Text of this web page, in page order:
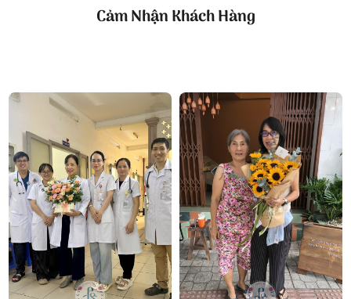
nhà thiết kế Thanh Thủy Florist.
Văn Phòng: 235A Hoàng Hoa Thám, P.5, Quận Phú
Nhuận, TP.HCM
Địa chỉ: 120B Huỳnh Văn Bánh, P.11, Quận Phú Nhuận,
TP.HCM
Hotline: 093 407 2575
E-mail: info@flowersight.com
Website:https://flowersight.com/
Cảm Nhận Khách Hàng